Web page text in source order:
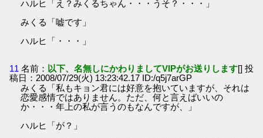
ハルヒ「え？みくるちゃん・・・うそ？・・・」
みくる「嘘です」
ハルヒ「・・・」
11 名前： 以下、名無しにかわりましてVIPがお送りします[] 投
稿日：2008/07/29(火) 13:23:42.17 ID:/q5j7arGP
みくる「私もキョン君には好意を抱いていますが、それは
恋愛感情ではありません。ただ、何と言えばいいの
か・・・年上の私が言うのもなんですが、」
ハルヒ「が？」